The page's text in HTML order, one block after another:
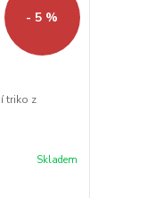
- 5 %
triko z
Skladem